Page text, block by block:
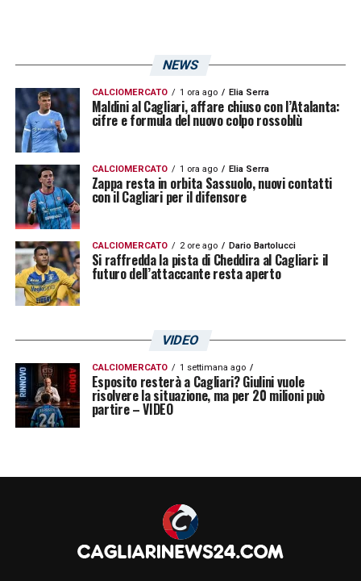
NEWS
CALCIOMERCATO 1 ora ago Elia Serra
Maldini al Cagliari, affare chiuso con l’Atalanta:
cifre e formula del nuovo colpo rossoblù
CALCIOMERCATO 1 ora ago Elia Serra
Zappa resta in orbita Sassuolo, nuovi contatti
con il Cagliari per il difensore
CALCIOMERCATO 2 ore ago Dario Bartolucci
Si raffredda la pista di Cheddira al Cagliari: il
futuro dell’attaccante resta aperto
VIDEO
CALCIOMERCATO 1 settimana ago
Esposito resterà a Cagliari? Giulini vuole
risolvere la situazione, ma per 20 milioni può
partire – VIDEO